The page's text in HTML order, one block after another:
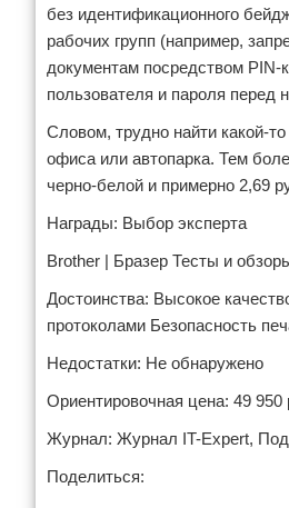
без идентификационного
рабочих групп (например,
документам посредством PIN-
пользователя и пароля перед
Словом, трудно найти какой-
офиса или автопарка. Тем
черно-белой и примерно 2,69
Награды: Выбор эксперта
Brother | Бразер Тесты и
Достоинства: Высокое
протоколами Безопасность
Недостатки: Не обнаружено
Ориентировочная цена: 49 950
Журнал: Журнал IT-Expert,
Поделиться: